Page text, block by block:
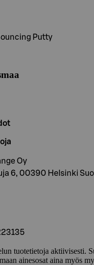
Putty
Oy
6, 00390 Helsinki
tuotetietoja aktiivisesti.
ainesosat aina myös